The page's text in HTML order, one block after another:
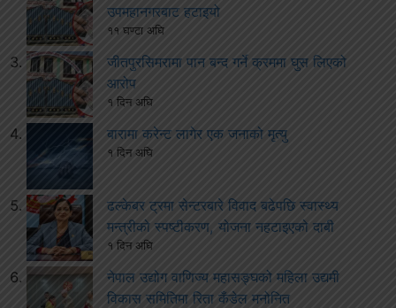
उपमहानगरबाट हटाइयो
११ घण्टा अघि
जीतपुरसिमरामा पान बन्द गर्ने क्रममा घुस लिएको
आरोप
१ दिन अघि
बारामा करेन्ट लागेर एक जनाको मृत्यु
१ दिन अघि
ढल्केबर ट्रमा सेन्टरबारे विवाद बढेपछि स्वास्थ्य
मन्त्रीको स्पष्टीकरण, योजना नहटाइएको दाबी
१ दिन अघि
नेपाल उद्योग वाणिज्य महासङ्घको महिला उद्यमी
विकास समितिमा रिता कँडेल मनोनित